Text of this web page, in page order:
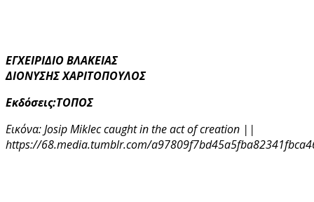
ΕΓΧΕΙΡΙΔΙΟ ΒΛΑΚΕΙΑΣ
ΔΙΟΝΥΣΗΣ ΧΑΡΙΤΟΠΟΥΛΟΣ
Εκδόσεις:ΤΟΠΟΣ
Εικόνα: Josip Miklec caught in the act of creation ||
https://68.media.tumblr.com/